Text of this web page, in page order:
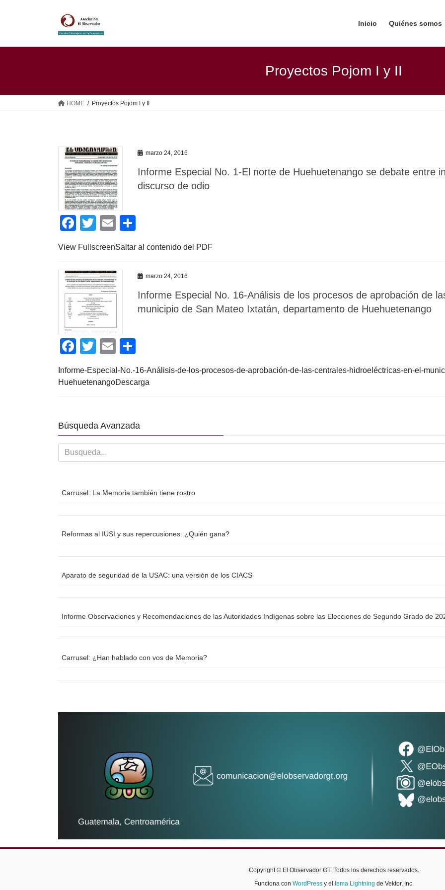
Inicio Quiénes somos
Proyectos Pojom I y II
HOME Proyectos Pojom I y II
marzo 24, 2016
Informe Especial No. 1-El norte de Huehuetenango se debate entre
discurso de odio
F
c
e
b
o
o
k
T
tt
er
E
ail m
p
ar
tir
View FullscreenSaltar al contenido del PDF
marzo 24, 2016
Informe Especial No. 16-Análisis de los procesos de aprobación de
municipio de San Mateo Ixtatán, departamento de Huehuetenango
F
c
o
o
k
T
tt
E
ail m
tir
Informe-Especial-No.-16-Análisis-de-los-procesos-de-aprobación-de-las-centrales-hidroeléctricas-en-el-
HuehuetenangoDescarga
Búsqueda Avanzada
Carrusel: La Memoria también tiene rostro
Reformas al IUSI y sus repercusiones: ¿Quién gana?
Aparato de seguridad de la USAC: una versión de los CIACS
Informe Observaciones y Recomendaciones de las Autoridades Indígenas sobre las Elecciones de Segundo Grado de
Carrusel: ¿Han hablado con vos de Memoria?
Copyright © El Observador GT. Todos los derechos reservados.
Funciona con WordPressy el tema Lightning de Vektor, Inc.